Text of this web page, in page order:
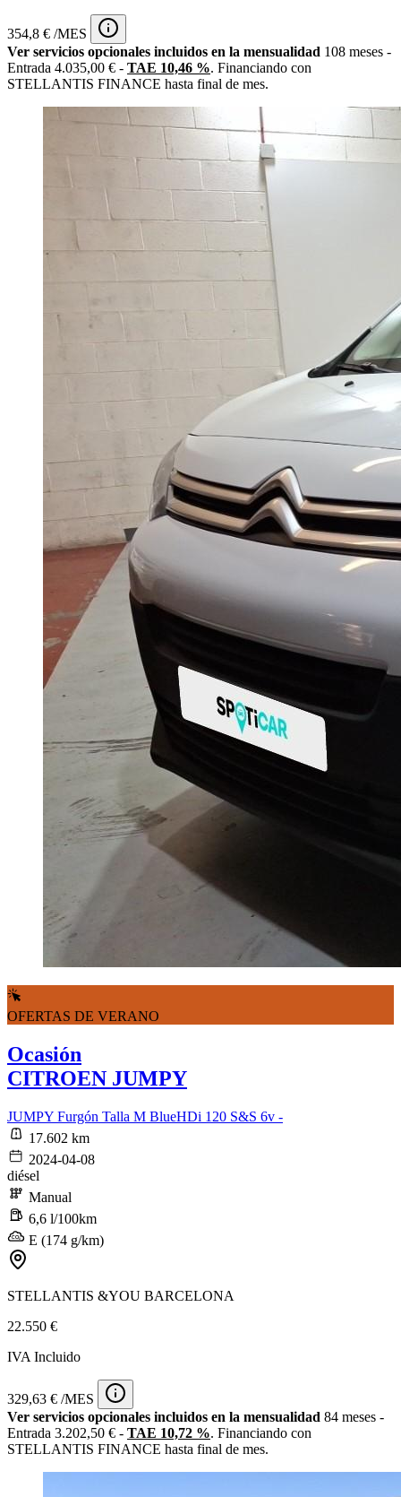
354,8 € /MES
Ver servicios opcionales incluidos en la mensualidad 108 meses -
Entrada 4.035,00 € - TAE 10,46 %. Financiando con
STELLANTIS FINANCE hasta final de mes.
OFERTAS DE VERANO
Ocasión
CITROEN JUMPY
JUMPY Furgón Talla M BlueHDi 120 S&S 6v -
17.602 km
2024-04-08
diésel
Manual
6,6 l/100km
E (174 g/km)
STELLANTIS &YOU BARCELONA
22.550 €
IVA Incluido
329,63 € /MES
Ver servicios opcionales incluidos en la mensualidad 84 meses -
Entrada 3.202,50 € - TAE 10,72 %. Financiando con
STELLANTIS FINANCE hasta final de mes.